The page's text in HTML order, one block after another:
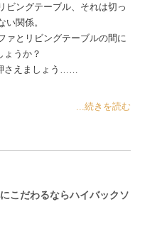
ビングテーブル、それは切っ
い関係。
ァとリビングテーブルの間に
ょうか？
さえましょう……
...続きを読む
こだわるならハイバックソ